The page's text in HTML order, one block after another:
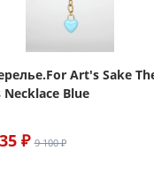
Art's Sake
Necklace Blue
₽ 9 100 ₽